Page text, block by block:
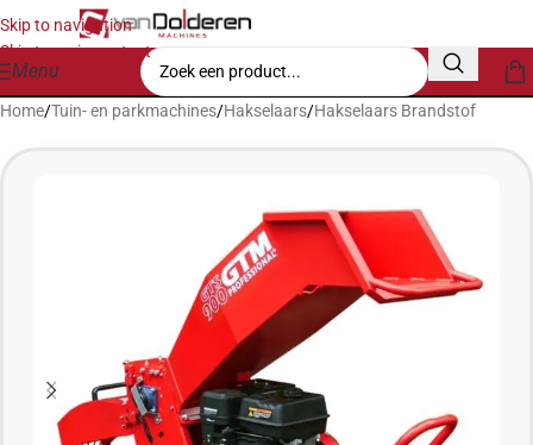
Skip to navigation
Skip to main content
Menu
Home/Tuin- en parkmachines/Hakselaars/Hakselaars Brandstof